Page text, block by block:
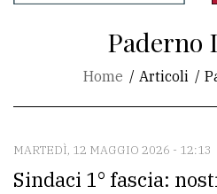
CONTATTI
Paderno
Home Articoli
MARTEDÌ, 12 MAGGIO 2026 - 12:13
Sindaci 1° fascia: